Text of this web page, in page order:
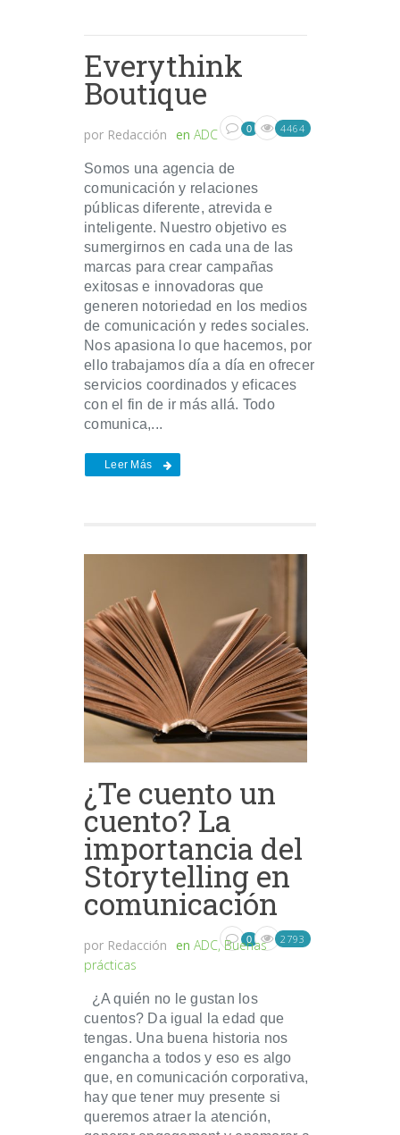
Everythink
Boutique
por Redacción en ADC 0 4464
Somos una agencia de
comunicación y relaciones
públicas diferente, atrevida e
inteligente. Nuestro objetivo es
sumergirnos en cada una de las
marcas para crear campañas
exitosas e innovadoras que
generen notoriedad en los medios
de comunicación y redes sociales.
Nos apasiona lo que hacemos, por
ello trabajamos día a día en ofrecer
servicios coordinados y eficaces
con el fin de ir más allá. Todo
comunica,...
Leer Más
¿Te cuento un
cuento? La
importancia del
Storytelling en
comunicación
por Redacción en ADC,Buenas
prácticas
0 2793
¿A quién no le gustan los
cuentos? Da igual la edad que
tengas. Una buena historia nos
engancha a todos y eso es algo
que, en comunicación corporativa,
hay que tener muy presente si
queremos atraer la atención,